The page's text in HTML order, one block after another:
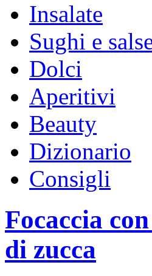
Insalate
Sughi e
Dolci
Aperitivi
Beauty
Dizionario
Consigli
Focaccia
di zucca